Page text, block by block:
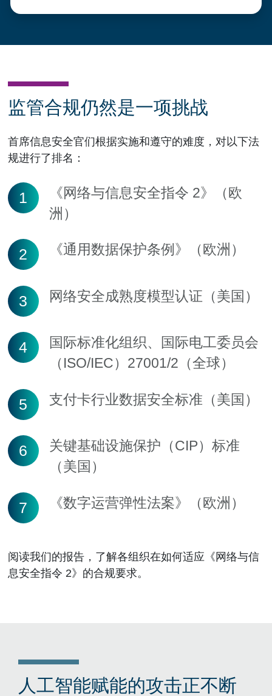
监管合规仍然是一项挑战
首席信息安全官们根据实施和遵守的难度，对以下法
规进行了排名：
1
《网络与信息安全指令 2》（欧
洲）
2 《通用数据保护条例》（欧洲）
3 网络安全成熟度模型认证（美国）
4
国际标准化组织、国际电工委员会
（ISO/IEC）27001/2（全球）
5 支付卡行业数据安全标准（美国）
6
关键基础设施保护（CIP）标准
（美国）
7 《数字运营弹性法案》（欧洲）
阅读我们的报告，了解各组织在如何适应《网络与信
息安全指令 2》的合规要求。
人工智能赋能的攻击正不断